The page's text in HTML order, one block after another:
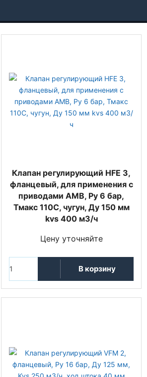
Клапан регулирующий HFE 3,
фланцевый, для применения с
приводами AMВ, Ру 6 бар,
Тмакс 110С, чугун, Ду 150 мм
kvs 400 м3/ч
Цену уточняйте
В корзину